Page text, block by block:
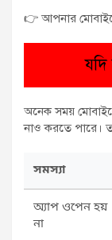
👉 আপনার
অনেক সময়
নাও করতে পারে।
সমস্যা
অ্যাপ ওপেন হয়
না